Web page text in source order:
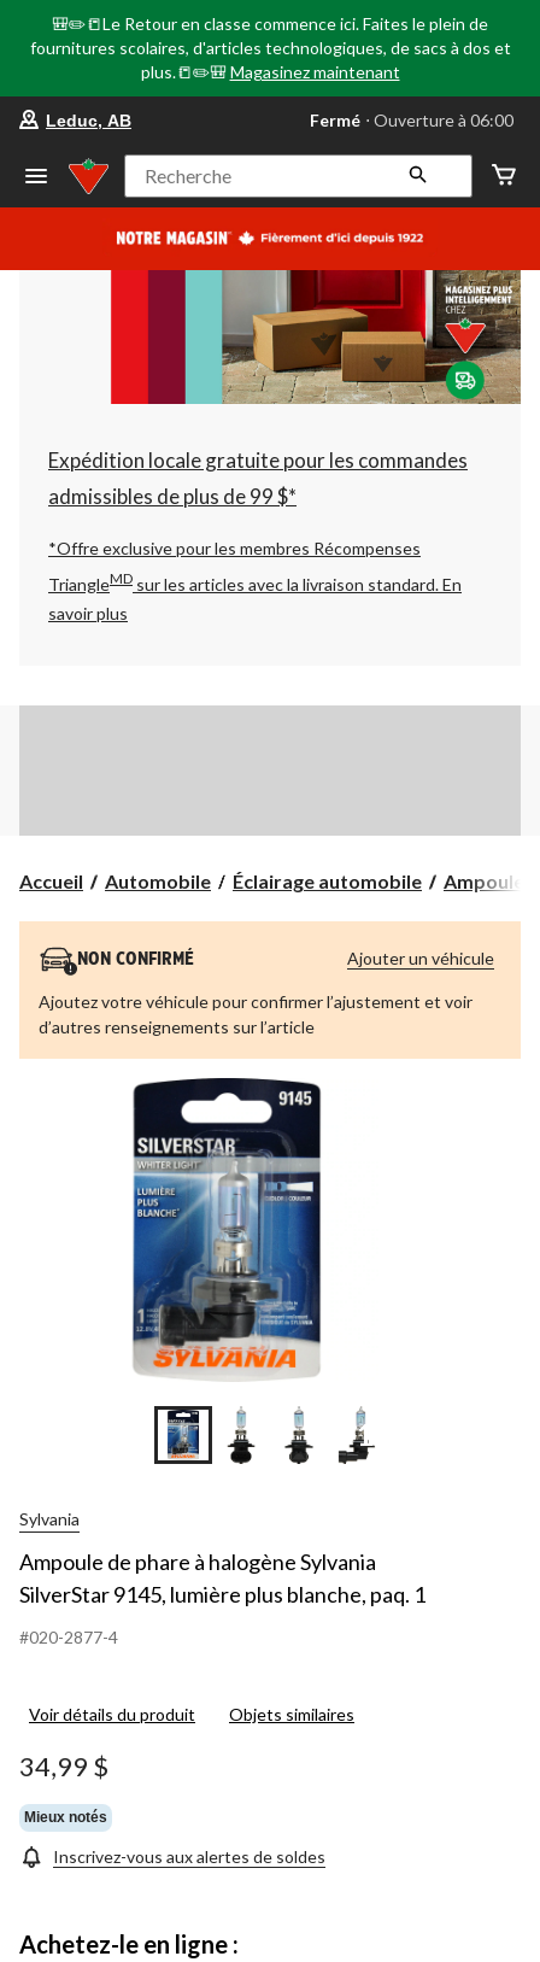
🎒✏️📒Le Retour en classe commence ici. Faites le plein de
fournitures scolaires, d'articles technologiques, de sacs à dos et
plus.📒✏️🎒 Magasinez maintenant
votre
préféré
Leduc,
AB,
courament
Ouverture
à
06:00
cliquer
pour
changer
Leduc, AB Fermé ⋅ Ouverture à 06:00
Recherche
Expédition locale gratuite pour les commandes
admissibles de plus de 99 $*
*Offre exclusive pour les membres Récompenses
TriangleMD sur les articles avec la livraison standard.En
savoir plus
Accueil Automobile Éclairage automobile Ampoules
NON CONFIRMÉ
Ajoutez votre véhicule pour confirmer l’ajustement et voir
d’autres renseignements sur l’article
Ajouter un véhicule
+1
Sylvania
Ampoule de phare à halogène Sylvania
SilverStar 9145, lumière plus blanche, paq. 1
#020-2877-4
Voir détails du produit Objets similaires
34,99 $
Mieux notés
Inscrivez-vous aux alertes de soldes
Achetez-le en ligne :